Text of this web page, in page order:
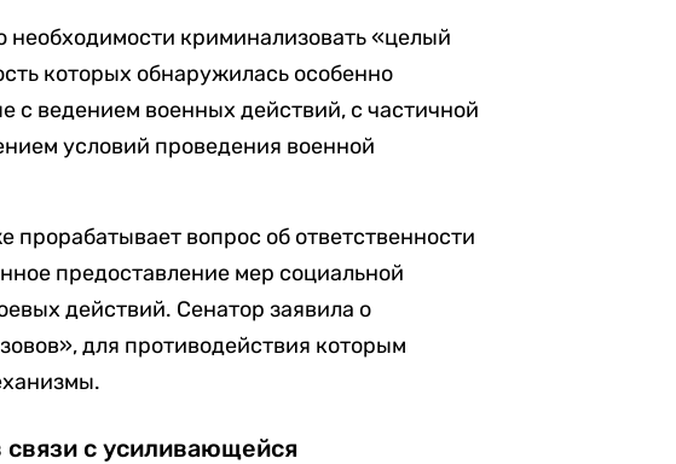
необходимости криминализовать «целый
которых обнаружилась особенно
с ведением военных действий, с частичной
условий проведения военной
вопрос об ответственности
предоставление мер социальной
действий. Сенатор заявила о
для противодействия которым
связи с усиливающейся